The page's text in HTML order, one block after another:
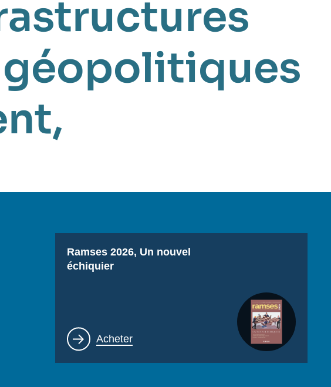
,
Titre
Ramses 2026, Un nouvel
échiquier
Lien
Acheter